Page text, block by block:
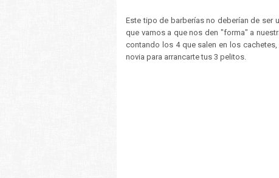
Este tipo de barberías no deberían de ser
que vamos a que nos den "forma" a
contando los 4 que salen en los
novia para arrancarte tus 3 pelitos.